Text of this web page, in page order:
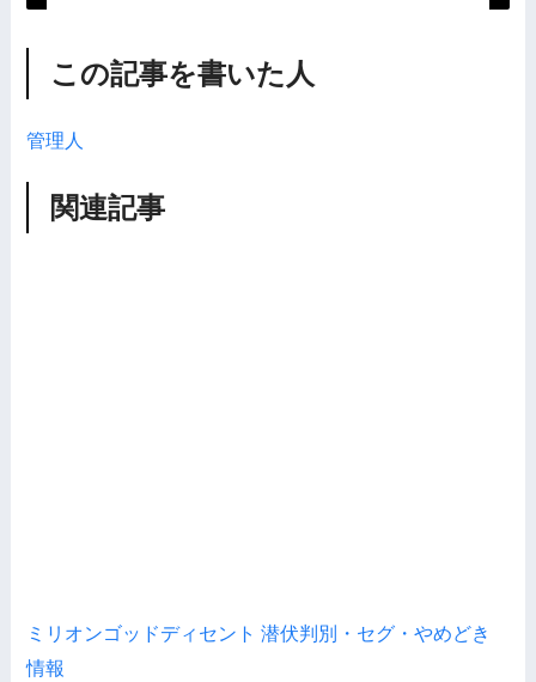
この記事を書いた人
管理人
関連記事
ミリオンゴッドディセント 潜伏判別・セグ・やめどき
情報